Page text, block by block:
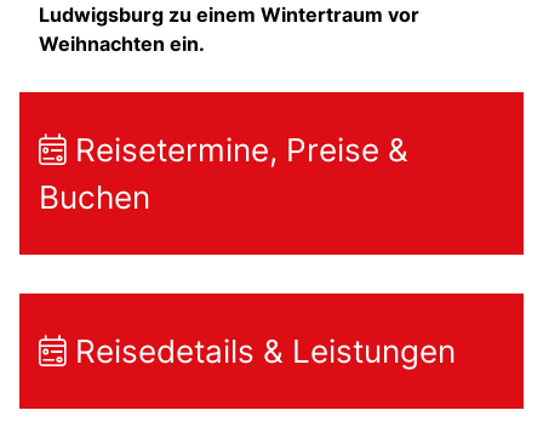
Ludwigsburg zu einem Wintertraum vor
Weihnachten ein.
Reisetermine, Preise &
Buchen
Reisedetails & Leistungen